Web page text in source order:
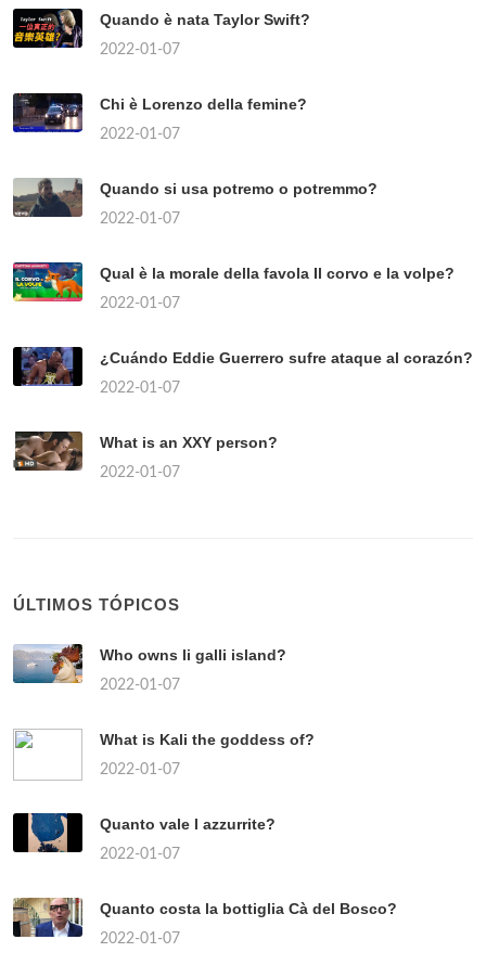
Quando è nata Taylor Swift?
2022-01-07
Chi è Lorenzo della femine?
2022-01-07
Quando si usa potremo o potremmo?
2022-01-07
Qual è la morale della favola Il corvo e la volpe?
2022-01-07
¿Cuándo Eddie Guerrero sufre ataque al corazón?
2022-01-07
What is an XXY person?
2022-01-07
ÚLTIMOS TÓPICOS
Who owns li galli island?
2022-01-07
What is Kali the goddess of?
2022-01-07
Quanto vale l azzurrite?
2022-01-07
Quanto costa la bottiglia Cà del Bosco?
2022-01-07